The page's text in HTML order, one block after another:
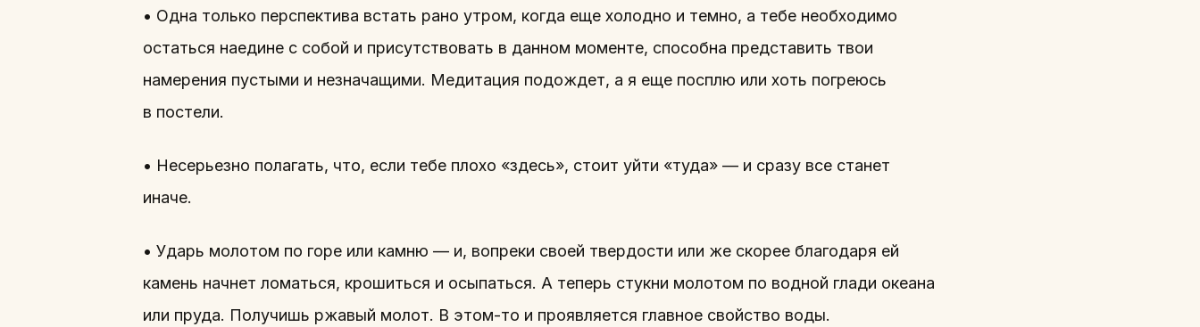
• Одна только перспектива встать рано утром, когда еще холодно и темно, а тебе необходимо
остаться наедине с собой и присутствовать в данном моменте, способна представить твои
намерения пустыми и незначащими. Медитация подождет, а я еще посплю или хоть погреюсь
в постели.
• Несерьезно полагать, что, если тебе плохо «здесь», стоит уйти «туда» — и сразу все станет
иначе.
• Ударь молотом по горе или камню — и, вопреки своей твердости или же скорее благодаря ей
камень начнет ломаться, крошиться и осыпаться. А теперь стукни молотом по водной глади океана
или пруда. Получишь ржавый молот. В этом-то и проявляется главное свойство воды.